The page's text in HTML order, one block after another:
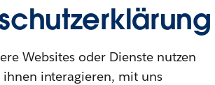
Websites oder Dienste nutzen
interagieren, mit uns